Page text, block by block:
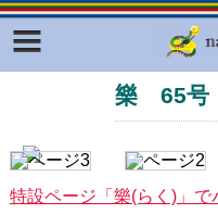
樂 65号
特設ページ「樂(らく)」
Facebook
ふくいろキラリプロジェク
ラリー（TOKYO Brochures）
復興応援企画